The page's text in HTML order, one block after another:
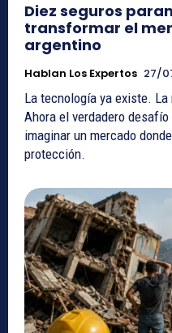
Diez seguros
transformar el
argentino
Hablan Los Expertos 27/
La tecnología ya existe.
Ahora el verdadero
imaginar un mercado
protección.